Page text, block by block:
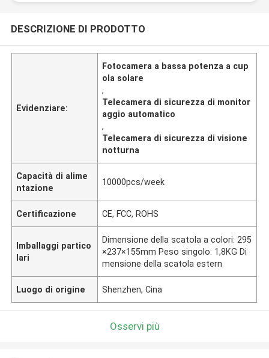
DESCRIZIONE DI PRODOTTO
Evidenziare:
Fotocamera a bassa potenza a cup
ola solare
,
Telecamera di sicurezza di monitor
aggio automatico
,
Telecamera di sicurezza di visione
notturna
Capacità di alime
ntazione
10000pcs/week
Certificazione CE, FCC, ROHS
Imballaggi partico
lari
Dimensione della scatola a colori: 295
×237×155mm Peso singolo: 1,8KG Di
mensione della scatola estern
Luogo di origine Shenzhen, Cina
Osservi più